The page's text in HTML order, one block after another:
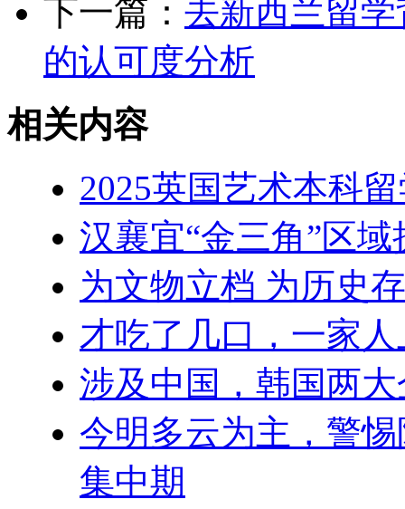
下一篇： 去新西兰留学
的认可度分析
相关内容
2025英国艺术本科
汉襄宜“金三角”区
为文物立档 为历史
才吃了几口，一家
涉及中国，韩国两
今明多云为主，警
集中期